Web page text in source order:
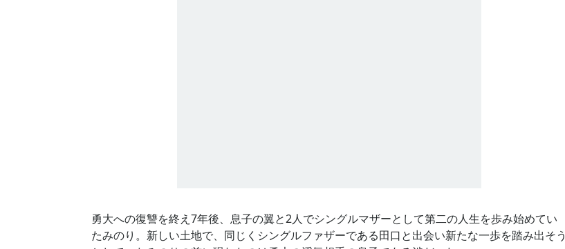
勇大への復讐を終え7年後、息子の翼と2人でシングルマザーとして第二の人生を歩み始めてい
たみのり。新しい土地で、同じくシングルファザーである田口と出会い新たな一歩を踏み出そう